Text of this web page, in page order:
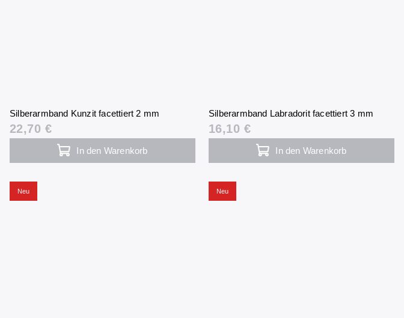
Silberarmband Kunzit facettiert 2 mm
22,70 €
In den Warenkorb
Silberarmband Labradorit facettiert 3 mm
16,10 €
In den Warenkorb
Neu Neu